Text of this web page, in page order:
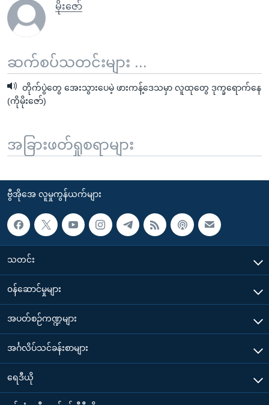
မိုးဇော်
ဆက်စပ်သတင်းများ ...
တိုက်ပွဲတွေ အေးသွားပေမဲ့ ဖားကန့်ဒေသမှာ လူထုတွေ ဒုက္ခရောက်နေ
(ကိုမိုးဇော်)
အခြားဖတ်ရှုစရာများ
ဗွီအိုအေ လူမှုကွန်ယက်များ
သတင်း
၀န်ဆောင်မှုများ
အပတ်စဉ်ကဏ္ဍများ
အင်္ဂလိပ်သင်ခန်းစာများ
ရေဒီယို